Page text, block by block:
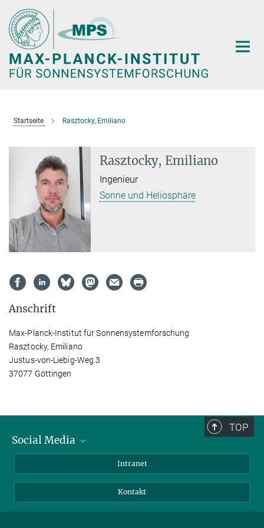
Hauptinhalt
Startseite Rasztocky, Emiliano
Rasztocky, Emiliano
Ingenieur
Sonne und Heliosphäre
Anschrift
Max-Planck-Institut für Sonnensystemforschung
Rasztocky, Emiliano
Justus-von-Liebig-Weg 3
37077 Göttingen
TOP
Social Media
Facebook
Instagram
Intranet
Kontakt